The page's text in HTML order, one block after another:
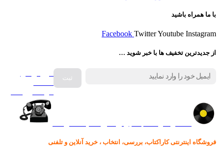
با ما همراه باشید
Facebook TwitterYoutube Instagram
از جدیدترین تخفیف ها با خبر شوید …
فروش انواع
فروشگاه اینترنتی کاراکتاب، بررسی، انتخاب ، خرید آنلاین و تلفنی